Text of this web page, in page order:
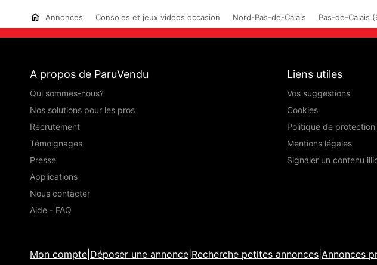
Annonces Consoles et jeux vidéos occasion Nord-Pas-de-Calais Pas-de-Calais
A propos de ParuVendu
Qui sommes-nous?
Nos solutions pour les pros
Recrutement
Témoignages
Presse
Applications
Nous contacter
Aide - FAQ
Liens utiles
Vos suggestions
Cookies
Politique de
Mentions légales
Signaler un contenu
Mon compte Déposer une annonce Recherche petites annonces Annonces